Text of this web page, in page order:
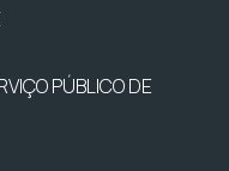
PÚBLICO DE